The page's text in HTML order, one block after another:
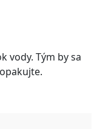
vody. Tým by sa